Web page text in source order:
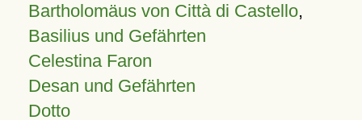
Bartholomäus von Città di Castello,
Basilius und Gefährten
Celestina Faron
Desan und Gefährten
Dotto